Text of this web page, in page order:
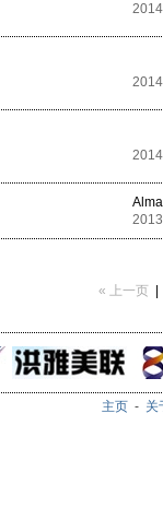
« 上一页
主页 - 关